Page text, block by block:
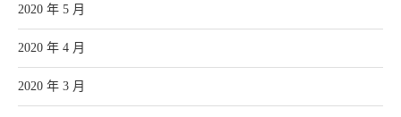
2020 年 5 月
2020 年 4 月
2020 年 3 月